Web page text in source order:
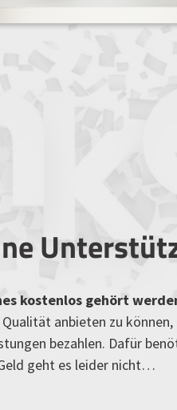
kostenlos gehört
anbieten zu
bezahlen. Dafür
geht es leider nicht…